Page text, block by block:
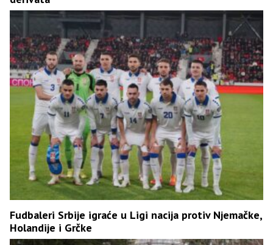
Fudbaleri Srbije igraće u Ligi nacija protiv Njemačke,
Holandije i Grčke